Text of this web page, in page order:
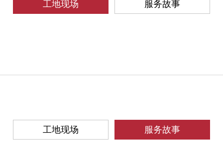
工地现场 服务故事
工地现场 服务故事